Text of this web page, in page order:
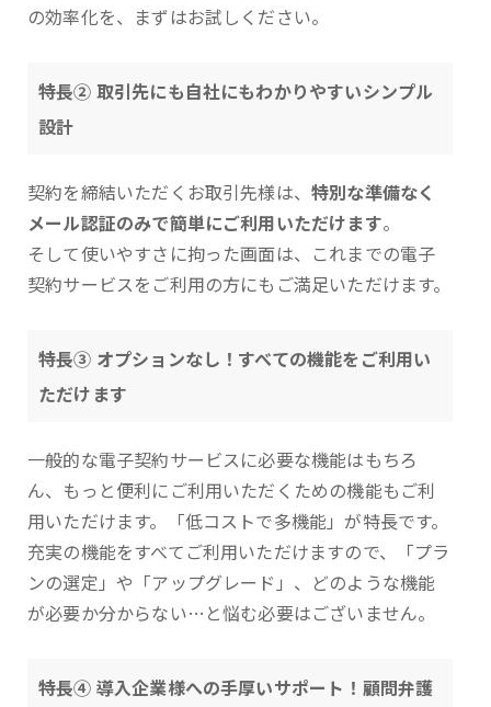
の効率化を、まずはお試しください。
特長② 取引先にも自社にもわかりやすいシンプル
設計
契約を締結いただくお取引先様は、 特別な準備なく
メール認証のみで簡単にご利用いただけます。
そして使いやすさに拘った画面は、これまでの電子
契約サービスをご利用の方にもご満足いただけます。
特長③ オプションなし！すべての機能をご利用い
ただけます
一般的な電子契約サービスに必要な機能はもちろ
ん、もっと便利にご利用いただくための機能もご利
用いただけます。「低コストで多機能」が特長です。
充実の機能をすべてご利用いただけますので、「プラ
ンの選定」や「アップグレード」、どのような機能
が必要か分からない…と悩む必要はございません。
特長④ 導入企業様への手厚いサポート！顧問弁護